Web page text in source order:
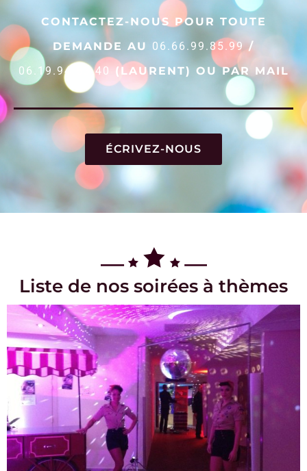
CONTACTEZ-NOUS POUR TOUTE
DEMANDE AU 06.66.99.85.99/
06.19.94.53.40 (LAURENT) OU PAR MAIL
ÉCRIVEZ-NOUS
Liste de nos soirées à thèmes